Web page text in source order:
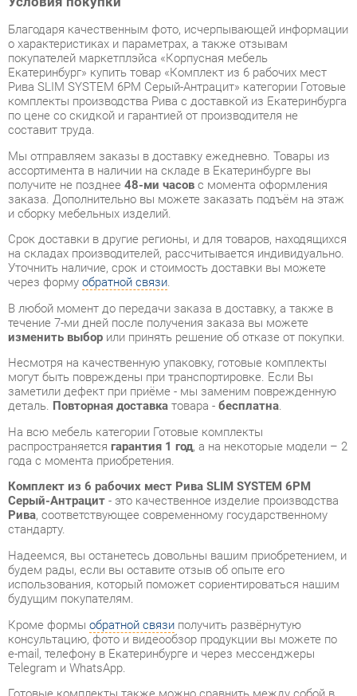
покупателей маркетплэйса «Корпусная мебель
Екатеринбург» купить товар «Комплект из 6 рабочих мест
Рива SLIM SYSTEM 6РМ Серый-Антрацит» категории Готовые
комплекты производства Рива с доставкой из Екатеринбурга
по цене со скидкой и гарантией от производителя не
составит труда.
Мы отправляем заказы в доставку ежедневно. Товары из
ассортимента в наличии на складе в Екатеринбурге вы
получите не позднее
и сборку мебельных изделий.
Срок доставки в другие регионы, и для товаров, находящихся
на складах производителей, рассчитывается индивидуально.
Уточнить наличие, срок и стоимость доставки вы можете
через форму обратной связи
В любой момент до передачи заказа в доставку, а также в
течение 7-ми дней после получения заказа вы можете
изменить выборили принять решение об отказе от покупки.
Несмотря на качественную упаковку, готовые комплекты
могут быть повреждены при транспортировке. Если Вы
заметили дефект при приёме - мы заменим поврежденную
деталь.Повторная доставка товара -бесплатна.
На всю мебель категории Готовые комплекты
распространяетсягарантия 1 год, а на некоторые модели – 2
года с момента приобретения.
Серый-Антрацит- это качественное изделие производства
Рива, соответствующее современному государственному
стандарту.
Надеемся, вы останетесь довольны вашим приобретением, и
будем рады, если вы оставите отзыв об опыте его
использования, который поможет сориентироваться нашим
будущим покупателям.
Кроме формы обратной связиполучить развёрнутую
консультацию, фото и видеообзор продукции вы можете по
e-mail, телефону в Екатеринбурге и через мессенджеры
Telegram и WhatsApp.
Готовые комплекты также можно сравнить между собой в
нашем шоу-руме и купить Комплект из 6 рабочих мест Рива
SLIM SYSTEM 6РМ Серый-Антрацит, самостоятельно забрав
его с нашего центрального склада в г. Екатеринбург. Полный
список адресов и магазинов смотрите на странице
контактов